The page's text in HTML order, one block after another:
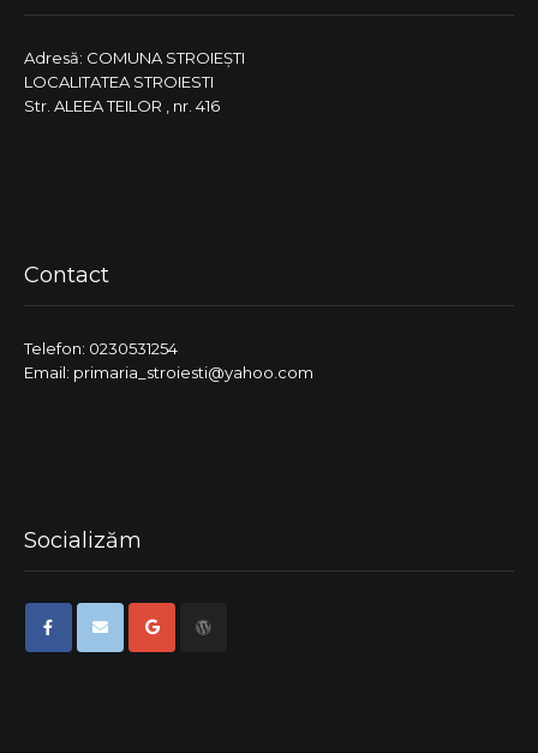
Adresă: COMUNA STROIEŞTI
LOCALITATEA STROIESTI
Str. ALEEA TEILOR , nr. 416
Contact
Telefon: 0230531254
Email: primaria_stroiesti@yahoo.com
Socializăm